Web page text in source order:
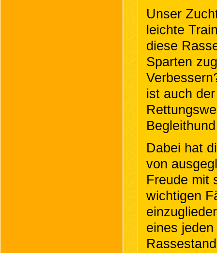
Unser
leichte
diese
Sparten
ist auch
Dabei hat
von
Freude mit
wichtigen
eines